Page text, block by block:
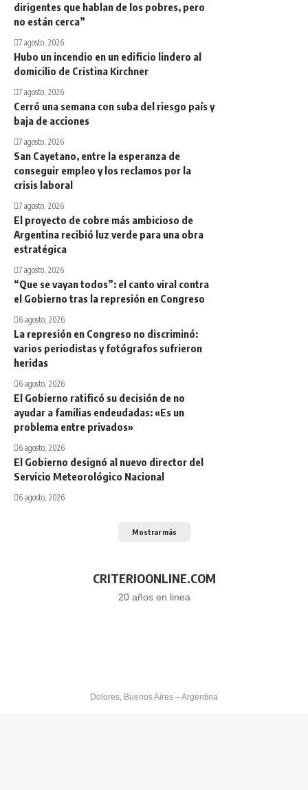
dirigentes que hablan de los pobres, pero
no están cerca”
7 agosto, 2026
Hubo un incendio en un edificio lindero al
domicilio de Cristina Kirchner
7 agosto, 2026
Cerró una semana con suba del riesgo país y
baja de acciones
7 agosto, 2026
San Cayetano, entre la esperanza de
conseguir empleo y los reclamos por la
crisis laboral
7 agosto, 2026
El proyecto de cobre más ambicioso de
Argentina recibió luz verde para una obra
estratégica
7 agosto, 2026
“Que se vayan todos”: el canto viral contra
el Gobierno tras la represión en Congreso
6 agosto, 2026
La represión en Congreso no discriminó:
varios periodistas y fotógrafos sufrieron
heridas
6 agosto, 2026
El Gobierno ratificó su decisión de no
ayudar a familias endeudadas: «Es un
problema entre privados»
6 agosto, 2026
El Gobierno designó al nuevo director del
Servicio Meteorológico Nacional
6 agosto, 2026
Mostrar más
CRITERIOONLINE.COM
20 años en linea
Dolores, Buenos Aires – Argentina